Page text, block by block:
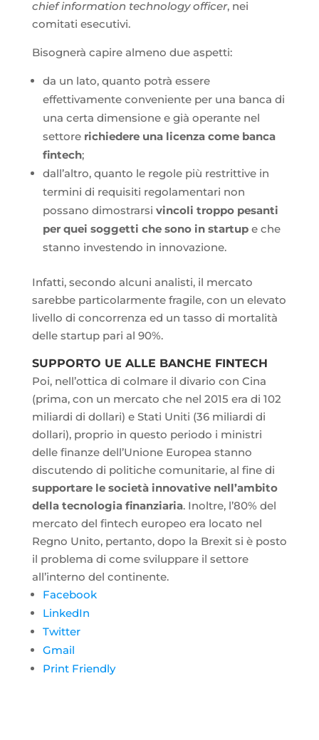
chief information technology officer, nei
comitati esecutivi.
Bisognerà capire almeno due aspetti:
da un lato, quanto potrà essere
effettivamente conveniente per una banca di
una certa dimensione e già operante nel
settore richiedere una licenza come banca
fintech;
dall’altro, quanto le regole più restrittive in
termini di requisiti regolamentari non
possano dimostrarsi vincoli troppo pesanti
per quei soggetti che sono in startupe che
stanno investendo in innovazione.
Infatti, secondo alcuni analisti, il mercato
sarebbe particolarmente fragile, con un elevato
livello di concorrenza ed un tasso di mortalità
delle startup pari al 90%.
SUPPORTO UE ALLE BANCHE FINTECH
Poi, nell’ottica di colmare il divario con Cina
(prima, con un mercato che nel 2015 era di 102
miliardi di dollari) e Stati Uniti (36 miliardi di
dollari), proprio in questo periodo i ministri
delle finanze dell’Unione Europea stanno
discutendo di politiche comunitarie, al fine di
supportare le società innovative nell’ambito
della tecnologia finanziaria. Inoltre, l’80% del
mercato del fintech europeo era locato nel
Regno Unito, pertanto, dopo la Brexit si è posto
il problema di come sviluppare il settore
all’interno del continente.
Facebook
LinkedIn
Twitter
Gmail
Print Friendly